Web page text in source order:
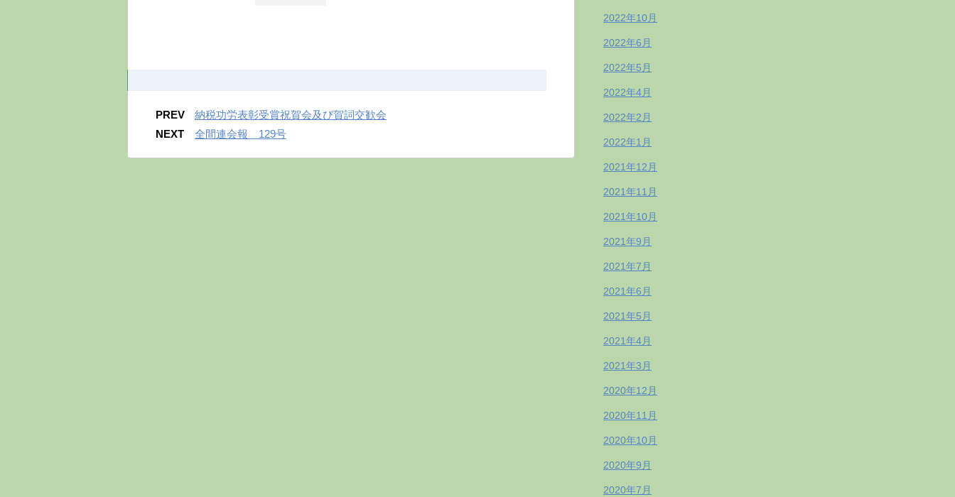
PREV
納税功労表彰受賞祝賀会及び賀詞交歓会
NEXT
全間連会報 129号
2022年10月
2022年6月
2022年5月
2022年4月
2022年2月
2022年1月
2021年12月
2021年11月
2021年10月
2021年9月
2021年7月
2021年6月
2021年5月
2021年4月
2021年3月
2020年12月
2020年11月
2020年10月
2020年9月
2020年7月